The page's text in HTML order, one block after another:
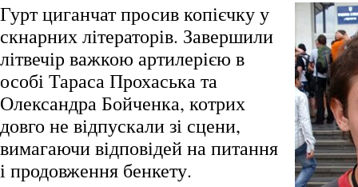
Гурт циганчат просив копієчку у
скнарних літераторів. Завершили
літвечір важкою артилерією в
особі Тараса Прохаська та
Олександра Бойченка, котрих
довго не відпускали зі сцени,
вимагаючи відповідей на питання
і продовження бенкету.